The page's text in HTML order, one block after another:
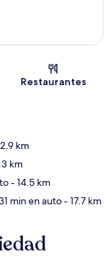
Restaurantes
km
km
- 14.5 km
min en auto- 17.7 km